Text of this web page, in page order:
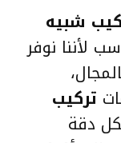
شبيه
لأننا نوفر
تركيب
دقة